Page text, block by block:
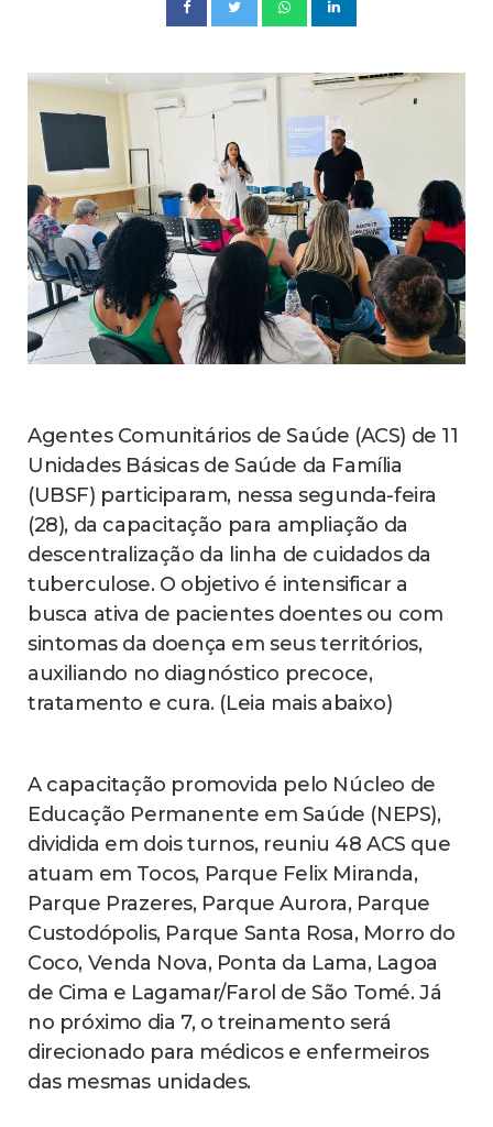
Agentes Comunitários de Saúde (ACS) de 11
Unidades Básicas de Saúde da Família
(UBSF) participaram, nessa segunda-feira
(28), da capacitação para ampliação da
descentralização da linha de cuidados da
tuberculose. O objetivo é intensificar a
busca ativa de pacientes doentes ou com
sintomas da doença em seus territórios,
auxiliando no diagnóstico precoce,
tratamento e cura. (Leia mais abaixo)
A capacitação promovida pelo Núcleo de
Educação Permanente em Saúde (NEPS),
dividida em dois turnos, reuniu 48 ACS que
atuam em Tocos, Parque Felix Miranda,
Parque Prazeres, Parque Aurora, Parque
Custodópolis, Parque Santa Rosa, Morro do
Coco, Venda Nova, Ponta da Lama, Lagoa
de Cima e Lagamar/Farol de São Tomé. Já
no próximo dia 7, o treinamento será
direcionado para médicos e enfermeiros
das mesmas unidades.